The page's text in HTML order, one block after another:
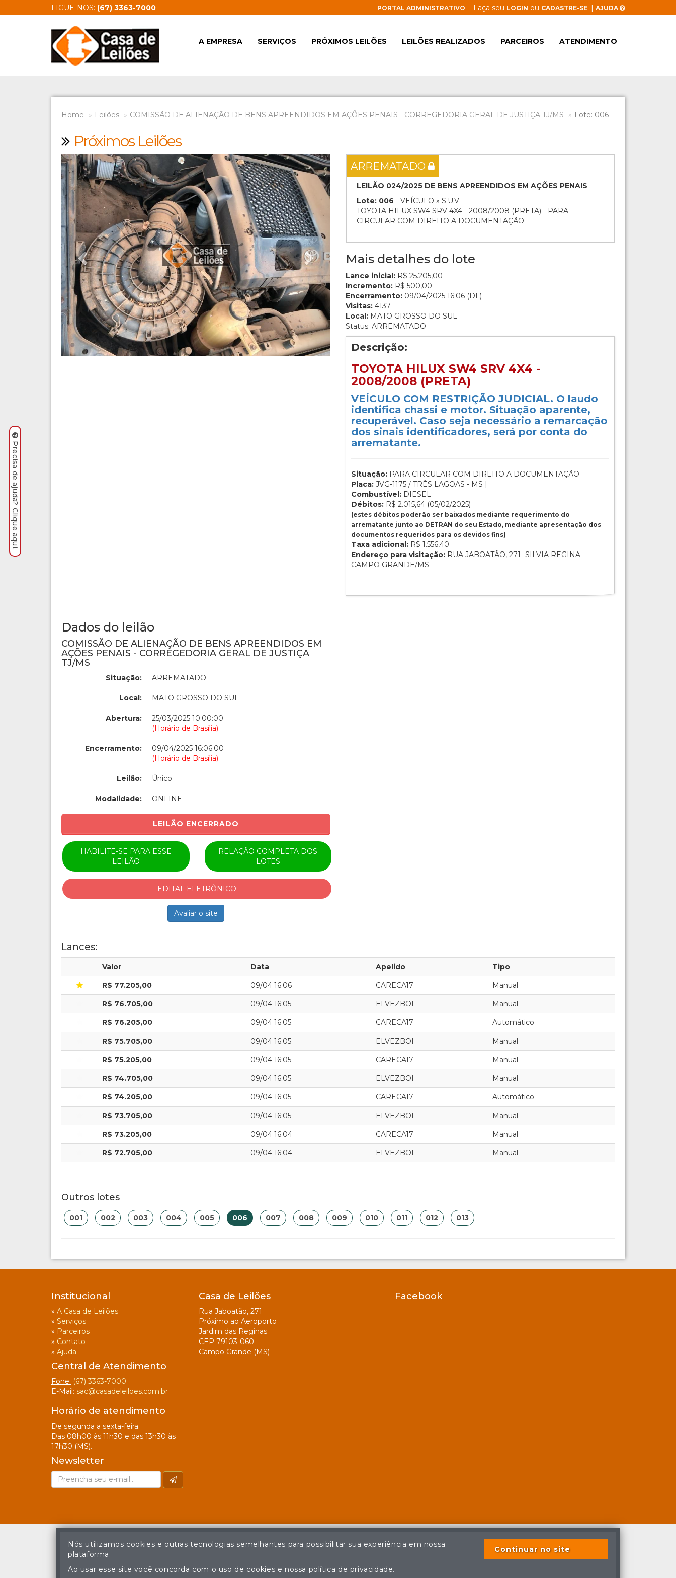
LIGUE-NOS: (67) 3363-7000 PORTAL ADMINISTRATIVO Faça seu LOGIN ou CADASTRE-SE. | AJUDA
A EMPRESA SERVIÇOS PRÓXIMOS LEILÕES LEILÕES REALIZADOS PARCEIROS ATENDIMENTO
Home Leilões COMISSÃO DE ALIENAÇÃO DE BENS APREENDIDOS EM AÇÕES PENAIS - CORREGEDORIA GERAL DE JUSTIÇA TJ/MS Lote: 006
Próximos Leilões
Previous Next ARREMATADO
LEILÃO 024/2025 DE BENS APREENDIDOS EM AÇÕES PENAIS
Lote: 006 - VEÍCULO » S.U.V
TOYOTA HILUX SW4 SRV 4X4 - 2008/2008 (PRETA) - PARA
CIRCULAR COM DIREITO A DOCUMENTAÇÃO
Mais detalhes do lote
Lance inicial: R$ 25.205,00
Incremento: R$ 500,00
Encerramento: 09/04/2025 16:06 (DF)
Visitas: 4137
Local: MATO GROSSO DO SUL
Status: ARREMATADO
Descrição:
TOYOTA HILUX SW4 SRV 4X4 -
2008/2008 (PRETA)
VEÍCULO COM RESTRIÇÃO JUDICIAL. O laudo
identifica chassi e motor. Situação aparente,
recuperável. Caso seja necessário a remarcação
dos sinais identificadores, será por conta do
arrematante.
Situação: PARA CIRCULAR COM DIREITO A DOCUMENTAÇÃO
Placa: JVG-1175 / TRÊS LAGOAS - MS |
Combustível: DIESEL
Débitos: R$ 2.015,64 (05/02/2025)
(estes débitos poderão ser baixados mediante requerimento do
arrematante junto ao DETRAN do seu Estado, mediante apresentação dos
documentos requeridos para os devidos fins)
Taxa adicional: R$ 1.556,40
Endereço para visitação: RUA JABOATÃO, 271 -SILVIA REGINA -
CAMPO GRANDE/MS
Dados do leilão
COMISSÃO DE ALIENAÇÃO DE BENS APREENDIDOS EM
AÇÕES PENAIS - CORREGEDORIA GERAL DE JUSTIÇA
TJ/MS
Situação: ARREMATADO
Local: MATO GROSSO DO SUL
Abertura:
25/03/2025 10:00:00
(Horário de Brasília)
Encerramento:
09/04/2025 16:06:00
(Horário de Brasília)
Leilão: Único
Modalidade: ONLINE
LEILÃO ENCERRADO
HABILITE-SE PARA ESSE
LEILÃO
RELAÇÃO COMPLETA DOS
LOTES
EDITAL ELETRÔNICO
Avaliar o site
Lances:
Valor Data Apelido Tipo
R$ 77.205,00 09/04 16:06 CARECA17 Manual
R$ 76.705,00 09/04 16:05 ELVEZBOI Manual
R$ 76.205,00 09/04 16:05 CARECA17 Automático
R$ 75.705,00 09/04 16:05 ELVEZBOI Manual
R$ 75.205,00 09/04 16:05 CARECA17 Manual
R$ 74.705,00 09/04 16:05 ELVEZBOI Manual
R$ 74.205,00 09/04 16:05 CARECA17 Automático
R$ 73.705,00 09/04 16:05 ELVEZBOI Manual
R$ 73.205,00 09/04 16:04 CARECA17 Manual
R$ 72.705,00 09/04 16:04 ELVEZBOI Manual
Outros lotes
001 002 003 004 005 006 007 008 009 010 011 012 013
Institucional
» A Casa de Leilões
» Serviços
» Parceiros
» Contato
» Ajuda
Central de Atendimento
Fone: (67) 3363-7000
E-Mail: sac@casadeleiloes.com.br
Horário de atendimento
De segunda a sexta-feira.
Das 08h00 às 11h30 e das 13h30 às
17h30 (MS).
Newsletter
Casa de Leilões
Rua Jaboatão, 271
Próximo ao Aeroporto
Jardim das Reginas
CEP 79103-060
Campo Grande (MS)
Facebook
A cópia ou reprodução não autorizada do conteúdo deste site poderá acarretar em penas previstas em lei.
Precisa de ajuda? Clique aqui.
Nós utilizamos cookies e outras tecnologias semelhantes para possibilitar sua experiência em nossa
plataforma.
Ao usar esse site você concorda com o uso de cookies e nossa política de privacidade.
Continuar no site